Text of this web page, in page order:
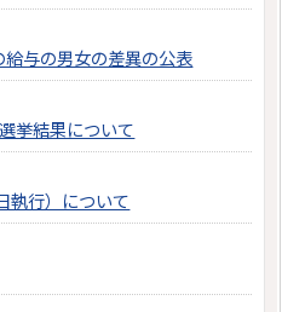
与の男女の差異の公表
挙結果について
執行）について